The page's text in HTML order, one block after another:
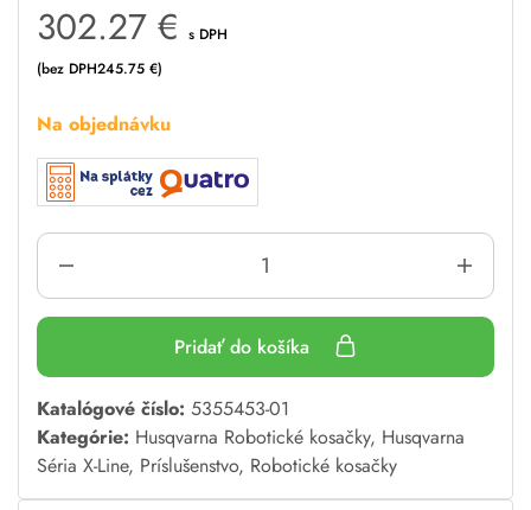
302.27 € s DPH
(bez DPH245.75 €)
Na objednávku
Pridať do košíka
A
l
t
e
Katalógové číslo: 5355453-01
Kategórie: Husqvarna Robotické kosačky, Husqvarna
Séria X-Line, Príslušenstvo, Robotické kosačky